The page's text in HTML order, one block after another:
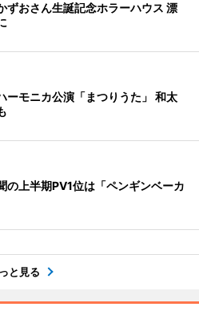
ずおさん生誕記念ホラーハウス 漂
ーモニカ公演「まつりうた」 和太
の上半期PV1位は「ペンギンベーカ
と見る